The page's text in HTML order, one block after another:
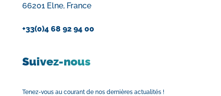
66201 Elne, France
+33(0)4 68 92 94 00
Suivez-nous
Tenez-vous au courant de nos dernières actualités !